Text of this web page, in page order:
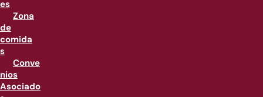
es
Zona
de
comida
s
Conve
nios
Asociado